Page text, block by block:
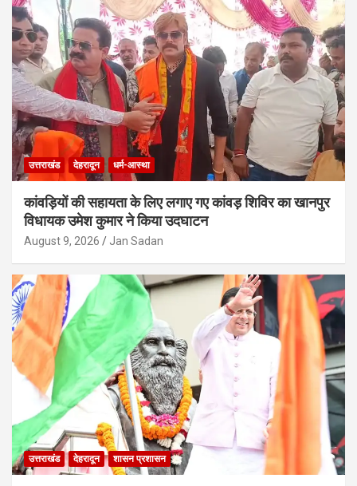
उत्तराखंड देहरादून धर्म-आस्था
कांवड़ियों की सहायता के लिए लगाए गए कांवड़ शिविर का खानपुर
विधायक उमेश कुमार ने किया उदघाटन
August 9, 2026 Jan Sadan
उत्तराखंड देहरादून शासन प्रशासन